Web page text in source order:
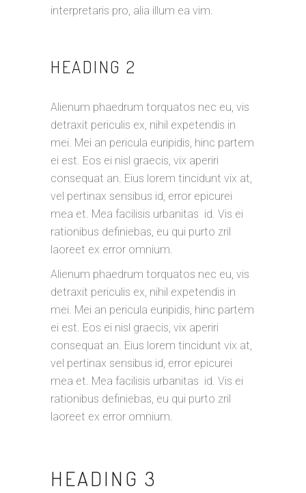
interpretaris pro, alia illum ea vim.
HEADING 2
Alienum phaedrum torquatos nec eu, vis
detraxit periculis ex, nihil expetendis in
mei. Mei an pericula euripidis, hinc partem
ei est. Eos ei nisl graecis, vix aperiri
consequat an. Eius lorem tincidunt vix at,
vel pertinax sensibus id, error epicurei
mea et. Mea facilisis urbanitas id. Vis ei
rationibus definiebas, eu qui purto zril
laoreet ex error omnium.
Alienum phaedrum torquatos nec eu, vis
detraxit periculis ex, nihil expetendis in
mei. Mei an pericula euripidis, hinc partem
ei est. Eos ei nisl graecis, vix aperiri
consequat an. Eius lorem tincidunt vix at,
vel pertinax sensibus id, error epicurei
mea et. Mea facilisis urbanitas id. Vis ei
rationibus definiebas, eu qui purto zril
laoreet ex error omnium.
HEADING 3